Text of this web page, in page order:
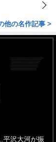
他の名作記事 >
沢大河が振